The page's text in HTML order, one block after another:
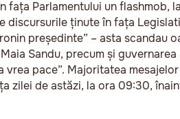
Parlamentului un flashmob,
ținute în fața
președinte” – asta scandau
Sandu, precum și
pace”. Majoritatea
zilei de astăzi, la ora 09:30,